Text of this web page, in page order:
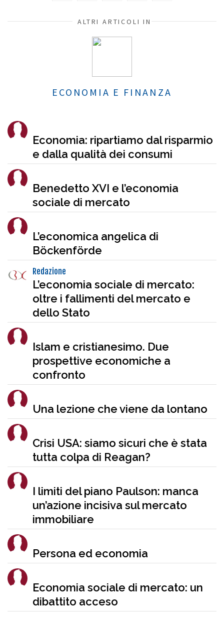
ALTRI ARTICOLI IN
ECONOMIA E FINANZA
Economia: ripartiamo dal risparmio
e dalla qualità dei consumi
Benedetto XVI e l’economia
sociale di mercato
L’economica angelica di
Böckenförde
Redazione
L’economia sociale di mercato:
oltre i fallimenti del mercato e
dello Stato
Islam e cristianesimo. Due
prospettive economiche a
confronto
Una lezione che viene da lontano
Crisi USA: siamo sicuri che è stata
tutta colpa di Reagan?
I limiti del piano Paulson: manca
un’azione incisiva sul mercato
immobiliare
Persona ed economia
Economia sociale di mercato: un
dibattito acceso